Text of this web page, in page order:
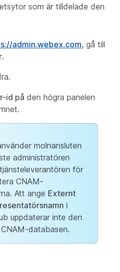
som är tilldelade den
admin.webex.com, gå till
.
id på den högra panelen
molnansluten
administratören
för
CNAM-
Att ange Externt
i
uppdaterar inte den
databasen.